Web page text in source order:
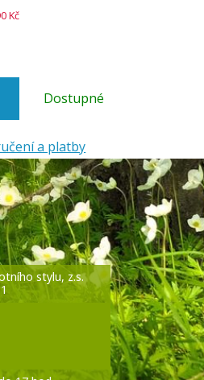
Kč
Dostupné
a platby
stylu, z.s.